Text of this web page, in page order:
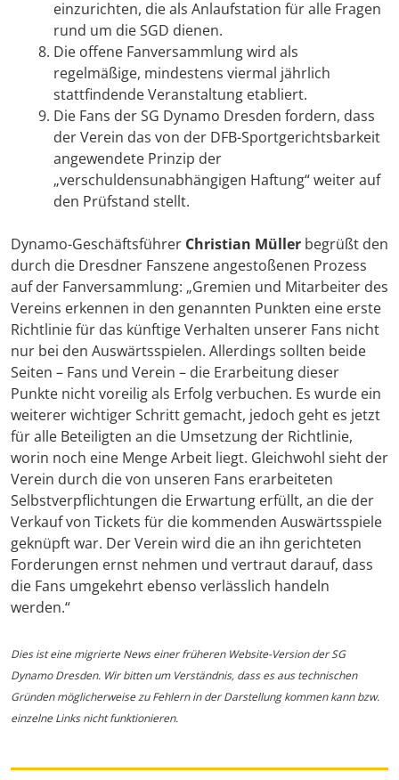
einzurichten, die als Anlaufstation für alle Fragen
rund um die SGD dienen.
Die offene Fanversammlung wird als
regelmäßige, mindestens viermal jährlich
stattfindende Veranstaltung etabliert.
Die Fans der SG Dynamo Dresden fordern, dass
der Verein das von der DFB-Sportgerichtsbarkeit
angewendete Prinzip der
„verschuldensunabhängigen Haftung“ weiter auf
den Prüfstand stellt.
Dynamo-Geschäftsführer Christian Müller begrüßt den
durch die Dresdner Fanszene angestoßenen Prozess
auf der Fanversammlung: „Gremien und Mitarbeiter des
Vereins erkennen in den genannten Punkten eine erste
Richtlinie für das künftige Verhalten unserer Fans nicht
nur bei den Auswärtsspielen. Allerdings sollten beide
Seiten – Fans und Verein – die Erarbeitung dieser
Punkte nicht voreilig als Erfolg verbuchen. Es wurde ein
weiterer wichtiger Schritt gemacht, jedoch geht es jetzt
für alle Beteiligten an die Umsetzung der Richtlinie,
worin noch eine Menge Arbeit liegt. Gleichwohl sieht der
Verein durch die von unseren Fans erarbeiteten
Selbstverpflichtungen die Erwartung erfüllt, an die der
Verkauf von Tickets für die kommenden Auswärtsspiele
geknüpft war. Der Verein wird die an ihn gerichteten
Forderungen ernst nehmen und vertraut darauf, dass
die Fans umgekehrt ebenso verlässlich handeln
werden.“
Dies ist eine migrierte News einer früheren Website-Version der SG
Dynamo Dresden. Wir bitten um Verständnis, dass es aus technischen
Gründen möglicherweise zu Fehlern in der Darstellung kommen kann bzw.
einzelne Links nicht funktionieren.